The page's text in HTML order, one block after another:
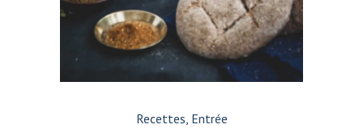
Recettes, Entrée